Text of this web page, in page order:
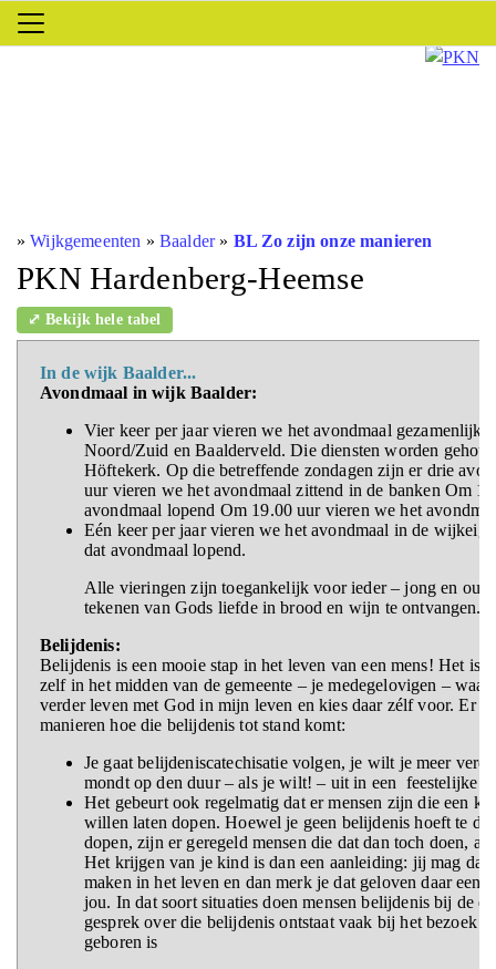
»Wijkgemeenten » Baalder» BL Zo zijn onze manieren
PKN Hardenberg-Heemse
⤢ Bekijk hele tabel
In de wijk Baalder...
Avondmaal in wijk Baalder:
Vier keer per jaar vieren we het avondmaal gezamenlijk
Noord/Zuid en Baalderveld. Die diensten worden
Höftekerk. Op die betreffende zondagen zijn er drie
uur vieren we het avondmaal zittend in de banken Om
avondmaal lopend Om 19.00 uur vieren we het
Eén keer per jaar vieren we het avondmaal in de
dat avondmaal lopend.
Alle vieringen zijn toegankelijk voor ieder – jong en
tekenen van Gods liefde in brood en wijn te ontvangen.
Belijdenis:
Belijdenis is een mooie stap in het leven van een mens! Het is
zelf in het midden van de gemeente – je medegelovigen –
verder leven met God in mijn leven en kies daar zélf voor. Er
manieren hoe die belijdenis tot stand komt:
Je gaat belijdeniscatechisatie volgen, je wilt je meer
mondt op den duur – als je wilt! – uit in een feestelijke
Het gebeurt ook regelmatig dat er mensen zijn die een
willen laten dopen. Hoewel je geen belijdenis hoeft te
dopen, zijn er geregeld mensen die dat dan toch doen,
Het krijgen van je kind is dan een aanleiding: jij mag
maken in het leven en dan merk je dat geloven daar een
jou. In dat soort situaties doen mensen belijdenis bij de
gesprek over die belijdenis ontstaat vaak bij het bezoek
geboren is